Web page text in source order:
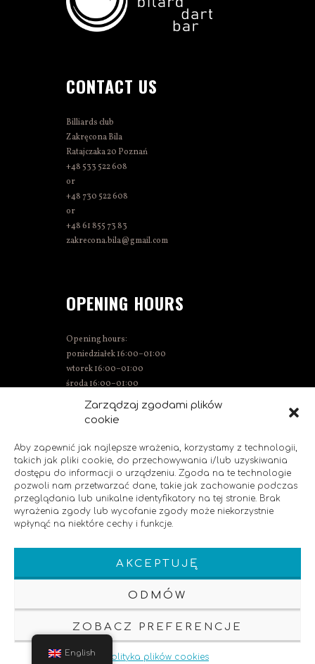
Zarządzaj zgodami plików
cookie
Aby zapewnić jak najlepsze wrażenia, korzystamy z technologii,
takich jak pliki cookie, do przechowywania i/lub uzyskiwania
dostępu do informacji o urządzeniu. Zgoda na te technologie
pozwoli nam przetwarzać dane, takie jak zachowanie podczas
przeglądania lub unikalne identyfikatory na tej stronie. Brak
wyrażenia zgody lub wycofanie zgody może niekorzystnie
wpłynąć na niektóre cechy i funkcje.
AKCEPTUJĘ
ODMÓW
ZOBACZ PREFERENCJE
Polityka plików cookies
CONTACT US
Billiards club
Zakręcona Bila
Ratajczaka 20 Poznań
+48 533 522 608
or
+48 730 522 608
or
+48 61 855 73 83
zakrecona.bila@gmail.com
OPENING HOURS
Opening hours:
poniedziałek 16:00–01:00
wtorek 16:00–01:00
środa 16:00–01:00
Thursday 15:00–01:00
Friday 15:00–02:00
Sunday 14:00–00:00
SOCIAL MEDIA
Klauzula Informacyjna
SEO
English